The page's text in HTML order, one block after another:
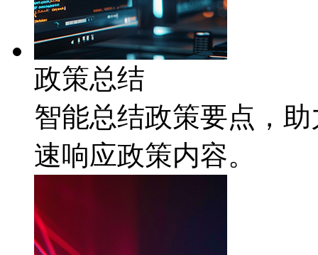
政策总结
智能总结政策要点，
速响应政策内容。